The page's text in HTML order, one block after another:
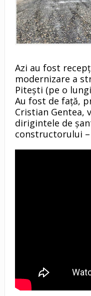
Azi au fost
modernizare a
Piteşti (pe o
Au fost de faţă,
Cristian Gentea,
dirigintele de
constructorului